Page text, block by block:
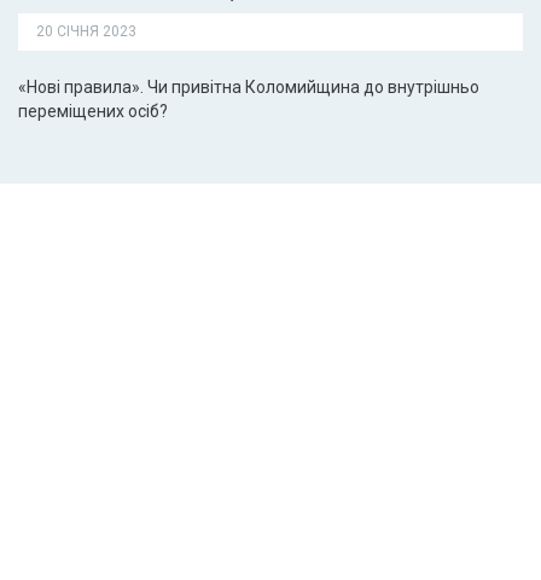
20 СІЧНЯ 2023
«Нові правила». Чи привітна Коломийщина до внутрішньо
переміщених осіб?